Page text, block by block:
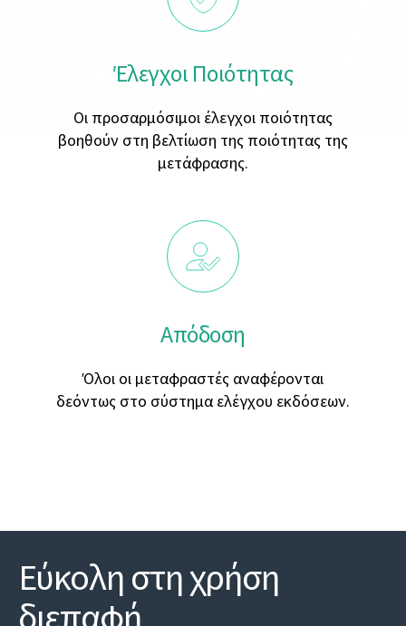
Έλεγχοι Ποιότητας
Οι προσαρμόσιμοι έλεγχοι ποιότητας
βοηθούν στη βελτίωση της ποιότητας της
μετάφρασης.
Απόδοση
Όλοι οι μεταφραστές αναφέρονται
δεόντως στο σύστημα ελέγχου εκδόσεων.
Εύκολη στη χρήση